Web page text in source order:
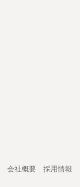
会社概要 採用情報